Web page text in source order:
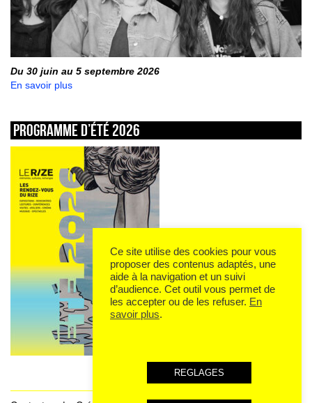
Du 30 juin au 5 septembre 2026
En savoir plus
Programme d’été 2026
Ce site utilise des cookies pour vous
proposer des contenus adaptés, une
aide à la navigation et un suivi
d’audience. Cet outil vous permet de
les accepter ou de les refuser. En
savoir plus.
REGLAGES